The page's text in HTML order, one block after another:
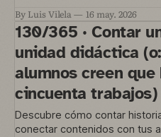
By Luis Vilela 16 may. 2026
130/365 · Contar
unidad didáctica
alumnos creen
cincuenta trabajos)
Descubre cómo contar
conectar contenidos con tus